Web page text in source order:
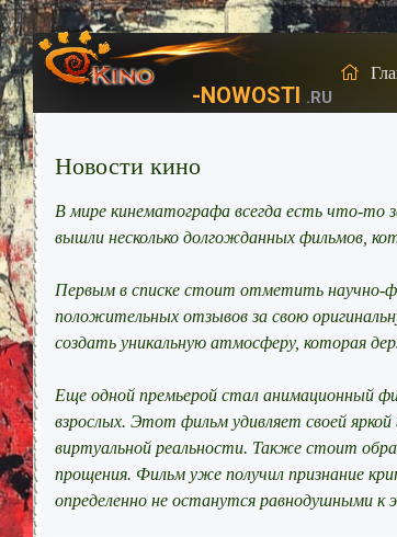
-NOWOSTI .RU
Новости кино
В мире кинематографа всегда есть что-то
вышли несколько долгожданных фильмов,
Первым в списке стоит отметить научно-
положительных отзывов за свою
создать уникальную атмосферу, которая
Еще одной премьерой стал анимационный
взрослых. Этот фильм удивляет своей
виртуальной реальности. Также стоит
прощения. Фильм уже получил признание
определенно не останутся равнодушными к